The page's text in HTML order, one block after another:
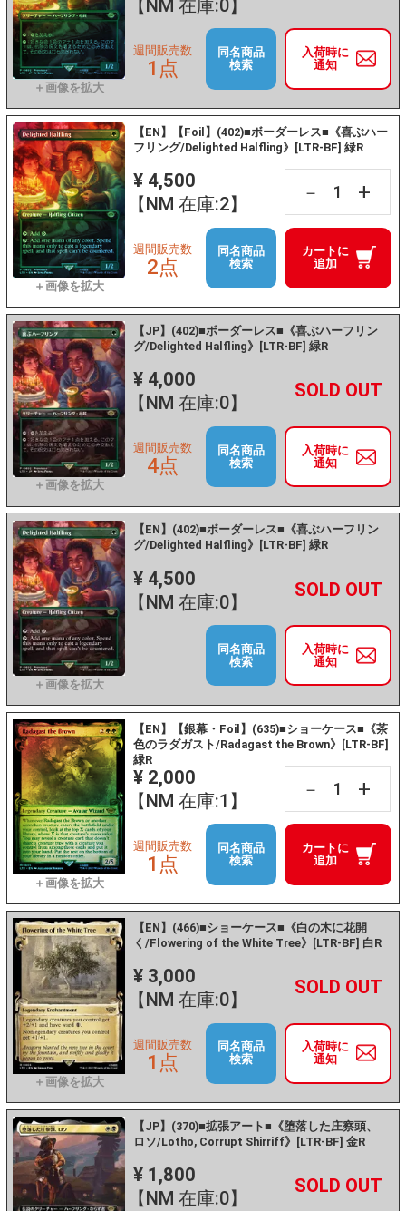
【NM 在庫:0】
入荷時に
通知
週間販売数
1点
同名商品
検索
【EN】【Foil】(402)■ボーダーレス■《喜ぶハー
フリング/Delighted Halfling》[LTR-BF] 緑R
¥ 4,500
【NM 在庫:2】
－ +
カートに
追加
週間販売数
2点
同名商品
検索
【JP】(402)■ボーダーレス■《喜ぶハーフリン
グ/Delighted Halfling》[LTR-BF] 緑R
¥ 4,000
【NM 在庫:0】
－ +
入荷時に
通知
週間販売数
4点
同名商品
検索
【EN】(402)■ボーダーレス■《喜ぶハーフリン
グ/Delighted Halfling》[LTR-BF] 緑R
¥ 4,500
【NM 在庫:0】
－ +
入荷時に
通知
同名商品
検索
【EN】【銀幕・Foil】(635)■ショーケース■《茶
色のラダガスト/Radagast the Brown》[LTR-BF]
緑R
¥ 2,000
【NM 在庫:1】
－ +
カートに
追加
週間販売数
1点
同名商品
検索
【EN】(466)■ショーケース■《白の木に花開
く/Flowering of the White Tree》[LTR-BF] 白R
¥ 3,000
【NM 在庫:0】
－ +
入荷時に
通知
週間販売数
1点
同名商品
検索
【JP】(370)■拡張アート■《堕落した庄察頭、
ロソ/Lotho, Corrupt Shirriff》[LTR-BF] 金R
¥ 1,800
【NM 在庫:0】
－ +